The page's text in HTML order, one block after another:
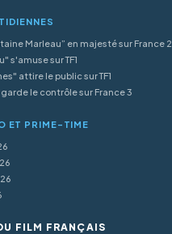
Marleau” en majesté sur France 2
s'amuse sur TF1
attire le public sur TF1
garde le contrôle sur France 3
ET PRIME-TIME
FILM FRANÇAIS